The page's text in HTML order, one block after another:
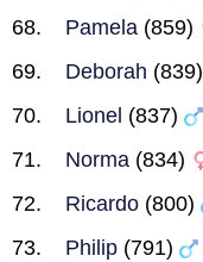
Pamela (859)
Deborah (839)
Lionel (837)
Norma (834)
Ricardo (800)
Philip (791)